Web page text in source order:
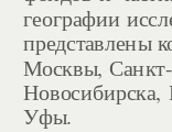
географии
представлены
Москвы, Санкт-
Новосибирска,
Уфы.